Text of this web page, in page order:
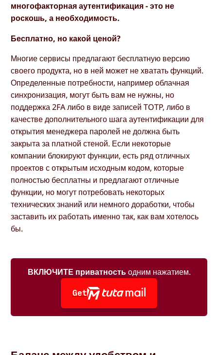
многофакторная аутентификация - это не
роскошь, а необходимость.
Бесплатно, но какой ценой?
Многие сервисы предлагают бесплатную версию
своего продукта, но в ней может не хватать функций.
Определенные потребности, например облачная
синхронизация, могут быть вам не нужны, но
поддержка 2FA либо в виде записей TOTP, либо в
качестве дополнительного шага аутентификации для
открытия менеджера паролей не должна быть
закрыта за платной стеной. Если некоторые
компании блокируют функции, есть ряд отличных
проектов с открытым исходным кодом, которые
полностью бесплатны и предлагают отличные
функции, но могут потребовать некоторых
технических знаний или немного доработки, чтобы
заставить их работать именно так, как вам хотелось
бы.
ВКЛЮЧИТЕ приватностьодним нажатием.
Get